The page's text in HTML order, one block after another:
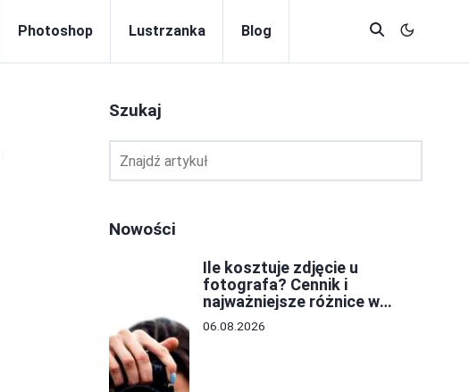
Photoshop Lustrzanka Blog
Szukaj
Nowości
Ile kosztuje zdjęcie u
fotografa? Cennik i
najważniejsze różnice w
cenach
06.08.2026